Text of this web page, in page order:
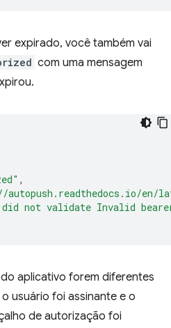
expirado, você também vai
com uma mensagem
,
en/
did not validate Invalid
aplicativo forem diferentes
usuário foi assinante e o
de autorização foi